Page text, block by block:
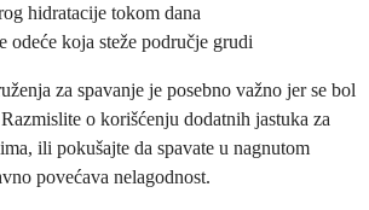
hidratacije tokom dana
odeće koja steže područje grudi
za spavanje je posebno važno jer se bol
o korišćenju dodatnih jastuka za
ili pokušajte da spavate u nagnutom
povećava nelagodnost.